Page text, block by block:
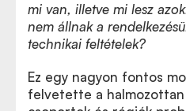
mi van, illetve mi lesz
nem állnak a
technikai feltételek?
Ez egy nagyon fontos
felvetette a